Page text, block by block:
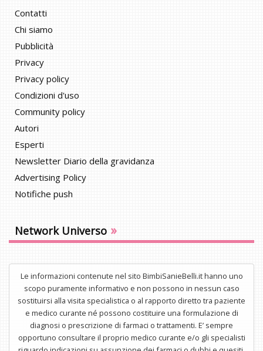
Contatti
Chi siamo
Pubblicità
Privacy
Privacy policy
Condizioni d'uso
Community policy
Autori
Esperti
Newsletter Diario della gravidanza
Advertising Policy
Notifiche push
Network Universo »
Le informazioni contenute nel sito BimbiSanieBelli.it hanno uno
scopo puramente informativo e non possono in nessun caso
sostituirsi alla visita specialistica o al rapporto diretto tra paziente
e medico curante né possono costituire una formulazione di
diagnosi o prescrizione di farmaci o trattamenti. E’ sempre
opportuno consultare il proprio medico curante e/o gli specialisti